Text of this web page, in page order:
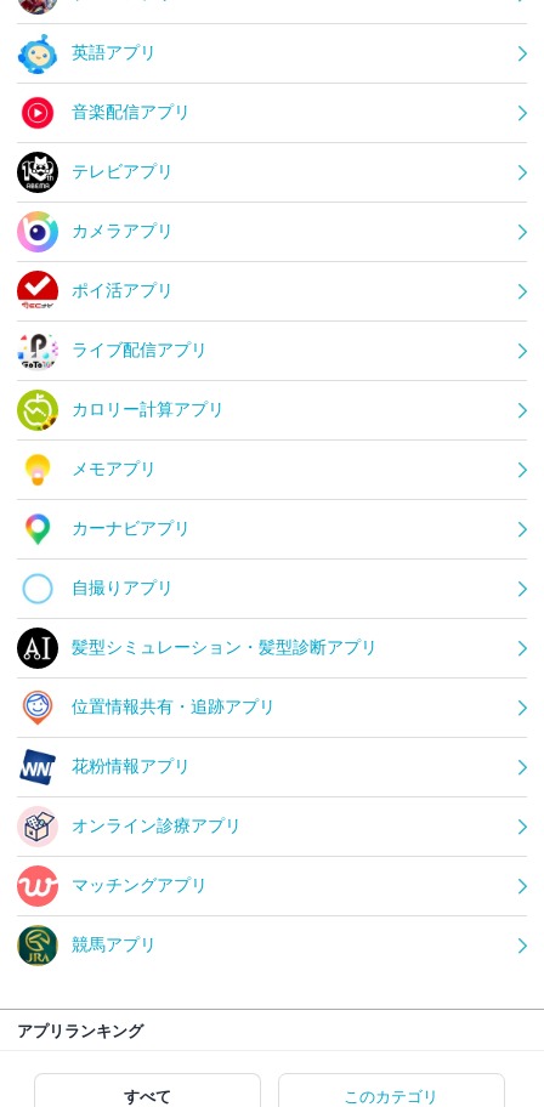
英語アプリ
音楽配信アプリ
テレビアプリ
カメラアプリ
ポイ活アプリ
ライブ配信アプリ
カロリー計算アプリ
メモアプリ
カーナビアプリ
自撮りアプリ
髪型シミュレーション・髪型診断アプリ
位置情報共有・追跡アプリ
花粉情報アプリ
オンライン診療アプリ
マッチングアプリ
競馬アプリ
アプリランキング
すべて このカテゴリ